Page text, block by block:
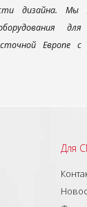
дизайна. Мы
Европе
Для